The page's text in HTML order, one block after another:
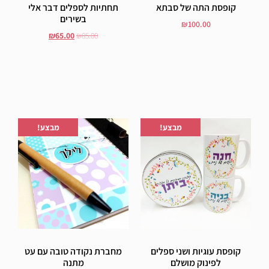
קופסת התה של סבתא
₪100.00
תחתיות לספלים דבר אלי
בשירים
₪85.00
₪65.00
מבצע!
קופסת עוגיות ושני ספלים
לפינוק מושלם
מבצע!
מחברת נקודה טובה עם עט
מתנה